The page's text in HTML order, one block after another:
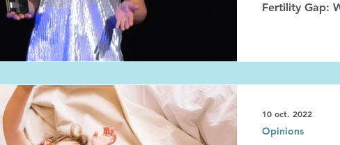
Fertility Gap:
Opinions
10 oct. 2022